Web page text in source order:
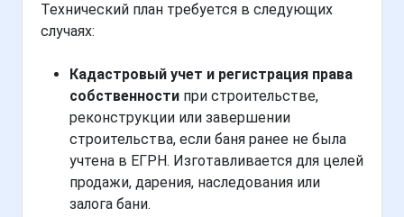
Технический план требуется в следующих
случаях:
Кадастровый учет и регистрация права
собственности при строительстве,
реконструкции или завершении
строительства, если баня ранее не была
учтена в ЕГРН. Изготавливается для целей
продажи, дарения, наследования или
залога бани.